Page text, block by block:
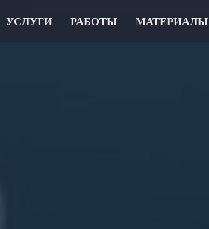
УСЛУГИ РАБОТЫ МАТЕРИАЛЫ